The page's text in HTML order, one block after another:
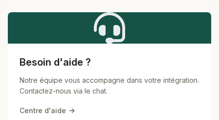
Besoin d'aide ?
Notre équipe vous accompagne dans votre intégration.
Contactez-nous via le chat.
Centre d'aide